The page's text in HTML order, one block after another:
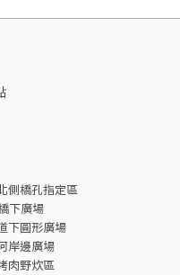
側橋孔指定區
下廣場
下圓形廣場
岸邊廣場
肉野炊區